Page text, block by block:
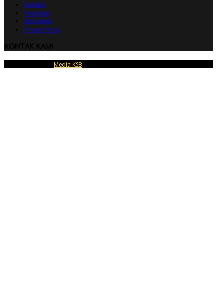
Redaksi
Pedoman
Disclaimer
Privacy Policy
KONTAK KAMI
Media KSB